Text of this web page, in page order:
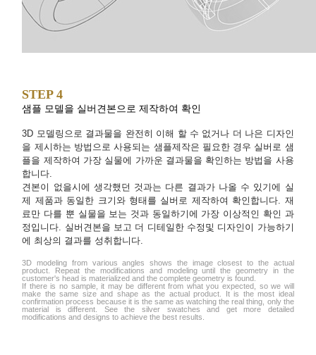
STEP 4
샘플 모델을 실버견본으로 제작하여 확인
3D 모델링으로 결과물을 완전히 이해 할 수 없거나 더 나은 디자인
을 제시하는 방법으로 사용되는 샘플제작은 필요한 경우 실버로 샘
플을 제작하여 가장 실물에 가까운 결과물을 확인하는 방법을 사용
합니다.
견본이 없을시에 생각했던 것과는 다른 결과가 나올 수 있기에 실
제 제품과 동일한 크기와 형태를 실버로 제작하여 확인합니다. 재
료만 다를 뿐 실물을 보는 것과 동일하기에 가장 이상적인 확인 과
정입니다. 실버견본을 보고 더 디테일한 수정및 디자인이 가능하기
에 최상의 결과를 성취합니다.
3D modeling from various angles shows the image closest to the actual
product. Repeat the modifications and modeling until the geometry in the
customer's head is materialized and the complete geometry is found.
If there is no sample, it may be different from what you expected, so we will
make the same size and shape as the actual product. It is the most ideal
confirmation process because it is the same as watching the real thing, only the
material is different. See the silver swatches and get more detailed
modifications and designs to achieve the best results.